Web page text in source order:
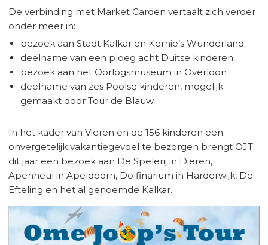
De verbinding met Market Garden vertaalt zich verder
onder meer in:
bezoek aan Stadt Kalkar en Kernie’s Wunderland
deelname van een ploeg acht Duitse kinderen
bezoek aan het Oorlogsmuseum in Overloon
deelname van zes Poolse kinderen, mogelijk
gemaakt door Tour de Blauw
In het kader van Vieren en de 156 kinderen een
onvergetelijk vakantiegevoel te bezorgen brengt OJT
dit jaar een bezoek aan De Spelerij in Dieren,
Apenheul in Apeldoorn, Dolfinarium in Harderwijk, De
Efteling en het al genoemde Kalkar.